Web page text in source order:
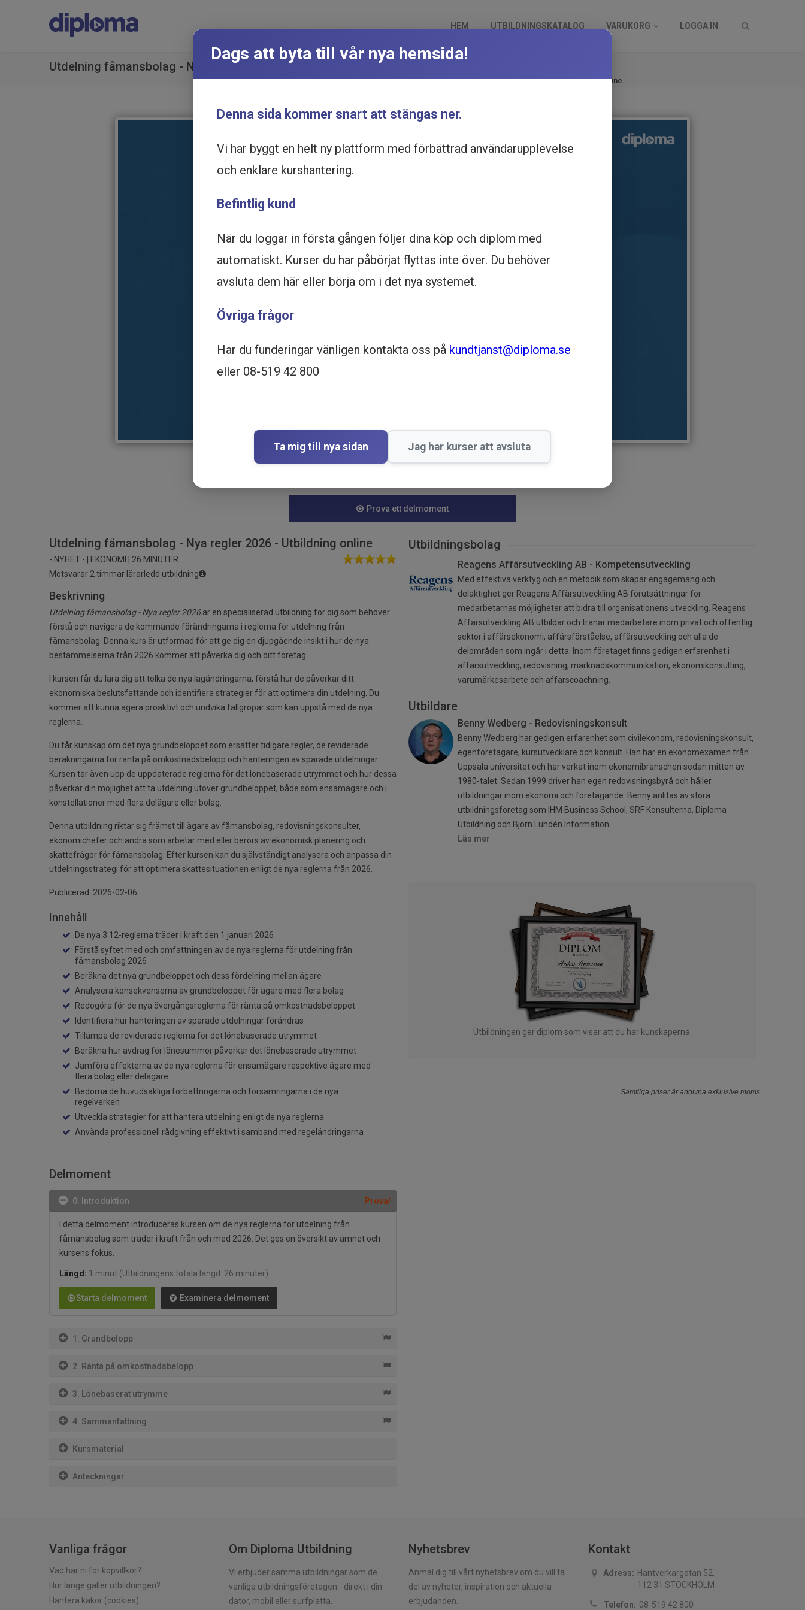
HEM UTBILDNINGSKATALOG VARUKORG LOGGA IN
Utdelning fåmansbolag - Nya regler 2026 - Utbildning online
Utdelning fåmansbolag - Nya regler 2026 - Utbildning online
Prova ett delmoment
Utdelning fåmansbolag - Nya regler 2026 - Utbildning online
- NYHET - | EKONOMI | 26 MINUTER
Motsvarar 2 timmar lärarledd utbildning
Beskrivning
Utdelning fåmansbolag - Nya regler 2026 är en specialiserad utbildning för dig som behöver
förstå och navigera de kommande förändringarna i reglerna för utdelning från
fåmansbolag. Denna kurs är utformad för att ge dig en djupgående insikt i hur de nya
bestämmelserna från 2026 kommer att påverka dig och ditt företag.
I kursen får du lära dig att tolka de nya lagändringarna, förstå hur de påverkar ditt
ekonomiska beslutsfattande och identifiera strategier för att optimera din utdelning. Du
kommer att kunna agera proaktivt och undvika fallgropar som kan uppstå med de nya
reglerna.
Du får kunskap om det nya grundbeloppet som ersätter tidigare regler, de reviderade
beräkningarna för ränta på omkostnadsbelopp och hanteringen av sparade utdelningar.
Kursen tar även upp de uppdaterade reglerna för det lönebaserade utrymmet och hur dessa
påverkar din möjlighet att ta utdelning utöver grundbeloppet, både som ensamägare och i
konstellationer med flera delägare eller bolag.
Denna utbildning riktar sig främst till ägare av fåmansbolag, redovisningskonsulter,
ekonomichefer och andra som arbetar med eller berörs av ekonomisk planering och
skattefrågor för fåmansbolag. Efter kursen kan du självständigt analysera och anpassa din
utdelningsstrategi för att optimera skattesituationen enligt de nya reglerna från 2026.
Publicerad: 2026-02-06
Innehåll
De nya 3:12-reglerna träder i kraft den 1 januari 2026
Förstå syftet med och omfattningen av de nya reglerna för utdelning från
fåmansbolag 2026
Beräkna det nya grundbeloppet och dess fördelning mellan ägare
Analysera konsekvenserna av grundbeloppet för ägare med flera bolag
Redogöra för de nya övergångsreglerna för ränta på omkostnadsbeloppet
Identifiera hur hanteringen av sparade utdelningar förändras
Tillämpa de reviderade reglerna för det lönebaserade utrymmet
Beräkna hur avdrag för lönesummor påverkar det lönebaserade utrymmet
Jämföra effekterna av de nya reglerna för ensamägare respektive ägare med
flera bolag eller delägare
Bedöma de huvudsakliga förbättringarna och försämringarna i de nya
regelverken
Utveckla strategier för att hantera utdelning enligt de nya reglerna
Använda professionell rådgivning effektivt i samband med regeländringarna
Delmoment
0. Introduktion Prova!
I detta delmoment introduceras kursen om de nya reglerna för utdelning från
fåmansbolag som träder i kraft från och med 2026. Det ges en översikt av ämnet och
kursens fokus.
Längd: 1 minut (Utbildningens totala längd: 26 minuter)
Starta delmoment Examinera delmoment
1. Grundbelopp
2. Ränta på omkostnadsbelopp
3. Lönebaserat utrymme
4. Sammanfattning
Kursmaterial
Anteckningar
Utbildningsbolag
Reagens Affärsutveckling AB - Kompetensutveckling
Med effektiva verktyg och en metodik som skapar engagemang och
delaktighet ger Reagens Affärsutveckling AB förutsättningar för
medarbetarnas möjligheter att bidra till organisationens utveckling. Reagens
Affärsutveckling AB utbildar och tränar medarbetare inom privat och offentlig
sektor i affärsekonomi, affärsförståelse, affärsutveckling och alla de
delområden som ingår i detta. Inom företaget finns gedigen erfarenhet i
affärsutveckling, redovisning, marknadskommunikation, ekonomikonsulting,
varumärkesarbete och affärscoachning.
Utbildare
Benny Wedberg - Redovisningskonsult
Benny Wedberg har gedigen erfarenhet som civilekonom, redovisningskonsult,
egenföretagare, kursutvecklare och konsult. Han har en ekonomexamen från
Uppsala universitet och har verkat inom ekonomibranschen sedan mitten av
1980-talet. Sedan 1999 driver han egen redovisningsbyrå och håller
utbildningar inom ekonomi och företagande. Benny anlitas av stora
utbildningsföretag som IHM Business School, SRF Konsulterna, Diploma
Utbildning och Björn Lundén Information.
Läs mer
Utbildningen ger diplom som visar att du har kunskaperna.
Samtliga priser är angivna exklusive moms.
Vanliga frågor
Vad har ni för köpvillkor?
Hur länge gäller utbildningen?
Hantera kakor (cookies)
Om Diploma Utbildning
Vi erbjuder samma utbildningar som de
vanliga utbildningsföretagen - direkt i din
dator, mobil eller surfplatta.
Nyhetsbrev
Anmäl dig till vårt nyhetsbrev om du vill ta
del av nyheter, inspiration och aktuella
erbjudanden.
Kontakt
Adress: Hantverkargatan 52,
112 31 STOCKHOLM
Telefon: 08-519 42 800
Dags att byta till vår nya hemsida!
Denna sida kommer snart att stängas ner.
Vi har byggt en helt ny plattform med förbättrad användarupplevelse
och enklare kurshantering.
Befintlig kund
När du loggar in första gången följer dina köp och diplom med
automatiskt. Kurser du har påbörjat flyttas inte över. Du behöver
avsluta dem här eller börja om i det nya systemet.
Övriga frågor
Har du funderingar vänligen kontakta oss på kundtjanst@diploma.se
eller 08-519 42 800
Ta mig till nya sidan Jag har kurser att avsluta